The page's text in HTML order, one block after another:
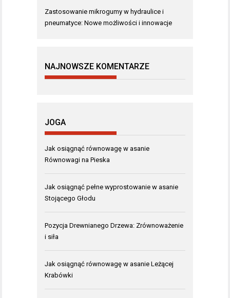
Zastosowanie mikrogumy w hydraulice i
pneumatyce: Nowe możliwości i innowacje
NAJNOWSZE KOMENTARZE
JOGA
Jak osiągnąć równowagę w asanie
Równowagi na Pieska
Jak osiągnąć pełne wyprostowanie w asanie
Stojącego Głodu
Pozycja Drewnianego Drzewa: Zrównoważenie
i siła
Jak osiągnąć równowagę w asanie Leżącej
Krabówki